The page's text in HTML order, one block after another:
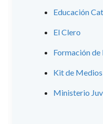
Educación
El Clero
Formación de
Kit de Medios
Ministerio